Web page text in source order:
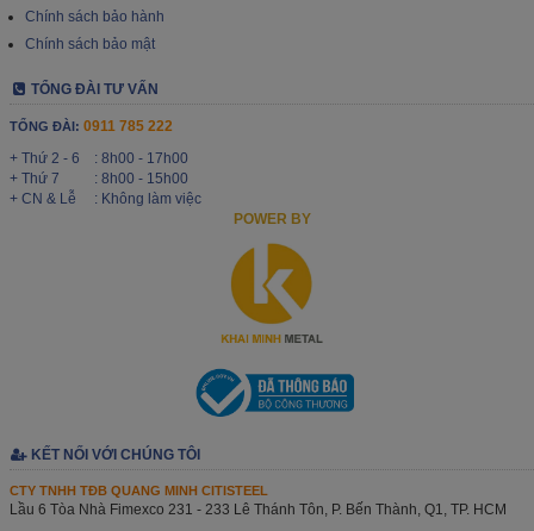
Chính sách bảo hành
Chính sách bảo mật
TỔNG ĐÀI TƯ VẤN
TỔNG ĐÀI: 0911 785 222
+ Thứ 2 - 6
: 8h00 - 17h00
+ Thứ 7
: 8h00 - 15h00
+ CN & Lễ
: Không làm việc
POWER BY
KẾT NỐI VỚI CHÚNG TÔI
CTY TNHH TĐB QUANG MINH CITISTEEL
Lầu 6 Tòa Nhà Fimexco 231 - 233 Lê Thánh Tôn, P. Bến Thành, Q1, TP. HCM